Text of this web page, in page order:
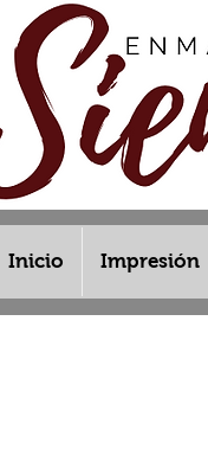
Inicio Impresión